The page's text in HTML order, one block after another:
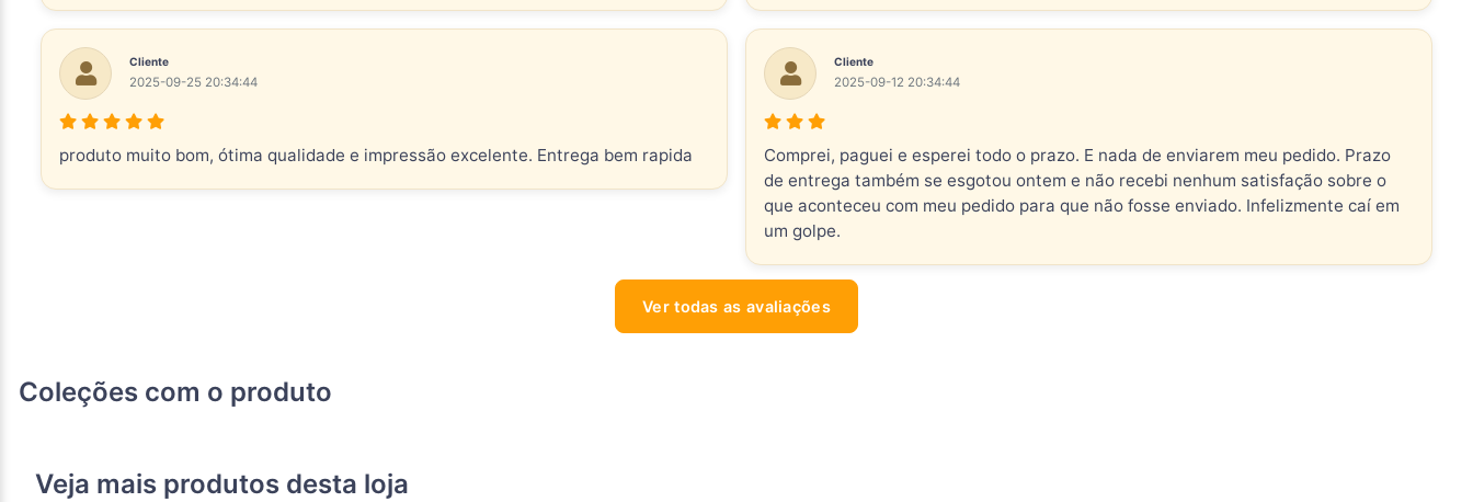
Cliente
2025-09-25 20:34:44
produto muito bom, ótima qualidade e impressão excelente. Entrega bem rapida
Cliente
2025-09-12 20:34:44
Comprei, paguei e esperei todo o prazo. E nada de enviarem meu pedido. Prazo
de entrega também se esgotou ontem e não recebi nenhum satisfação sobre o
que aconteceu com meu pedido para que não fosse enviado. Infelizmente caí em
um golpe.
Ver todas as avaliações
Coleções com o produto
Veja mais produtos desta loja